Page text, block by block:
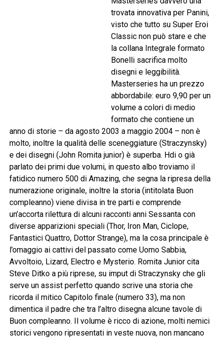
trovata innovativa per Panini,
visto che tutto su Super Eroi
Classic non può stare e che
la collana Integrale formato
Bonelli sacrifica molto
disegni e leggibilità.
Masterseries ha un prezzo
abbordabile: euro 9,90 per un
volume a colori di medio
formato che contiene un
anno di storie – da agosto 2003 a maggio 2004 – non è
molto, inoltre la qualità delle sceneggiature (Straczynsky)
e dei disegni (John Romita junior) è superba. Hdi o già
parlato dei primi due volumi, in questo albo troviamo il
fatidico numero 500 di Amazing, che segna la ripresa della
numerazione originale, inoltre la storia (intitolata Buon
compleanno) viene divisa in tre parti e comprende
un’accorta rilettura di alcuni racconti anni Sessanta con
diverse apparizioni speciali (Thor, Iron Man, Ciclope,
Fantastici Quattro, Dottor Strange), ma la cosa principale è
l’omaggio ai cattivi del passato come Uomo Sabbia,
Avvoltoio, Lizard, Electro e Mysterio. Romita Junior cita
Steve Ditko a più riprese, su imput di Straczynsky che gli
serve un assist perfetto quando scrive una storia che
ricorda il mitico Capitolo finale (numero 33), ma non
dimentica il padre che tra l’altro disegna alcune tavole di
Buon compleanno. Il volume è ricco di azione, molti nemici
storici vengono ripresentati in veste nuova, non mancano